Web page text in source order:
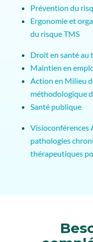
Prévention du
Ergonomie et
du risque TMS
Droit en santé au
Maintien en
Action en Milieu
méthodologique
Santé publique
Visioconférences
pathologies
thérapeutiques